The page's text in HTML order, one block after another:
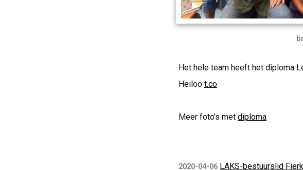
Het hele team heeft het diploma
Heiloo t.co
Meer foto's met diploma
2020-04-06 LAKS-bestuurslid